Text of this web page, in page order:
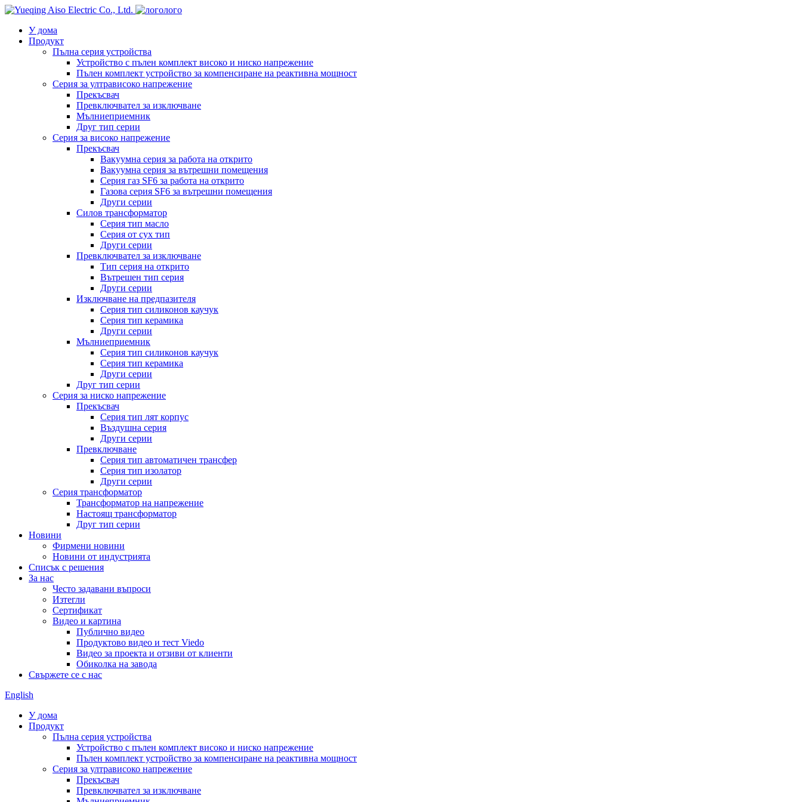
лого
У дома
Продукт
Пълна серия устройства
Устройство с пълен комплект високо и ниско напрежение
Пълен комплект устройство за компенсиране на реактивна мощност
Серия за ултрависоко напрежение
Прекъсвач
Превключвател за изключване
Мълниеприемник
Друг тип серии
Серия за високо напрежение
Прекъсвач
Вакуумна серия за работа на открито
Вакуумна серия за вътрешни помещения
Серия газ SF6 за работа на открито
Газова серия SF6 за вътрешни помещения
Други серии
Силов трансформатор
Серия тип масло
Серия от сух тип
Други серии
Превключвател за изключване
Тип серия на открито
Вътрешен тип серия
Други серии
Изключване на предпазителя
Серия тип силиконов каучук
Серия тип керамика
Други серии
Мълниеприемник
Серия тип силиконов каучук
Серия тип керамика
Други серии
Друг тип серии
Серия за ниско напрежение
Прекъсвач
Серия тип лят корпус
Въздушна серия
Други серии
Превключване
Серия тип автоматичен трансфер
Серия тип изолатор
Други серии
Серия трансформатор
Трансформатор на напрежение
Настоящ трансформатор
Друг тип серии
Новини
Фирмени новини
Новини от индустрията
Списък с решения
За нас
Често задавани въпроси
Изтегли
Сертификат
Видео и картина
Публично видео
Продуктово видео и тест Viedo
Видео за проекта и отзиви от клиенти
Обиколка на завода
Свържете се с нас
English
У дома
Продукт
Пълна серия устройства
Устройство с пълен комплект високо и ниско напрежение
Пълен комплект устройство за компенсиране на реактивна мощност
Серия за ултрависоко напрежение
Прекъсвач
Превключвател за изключване